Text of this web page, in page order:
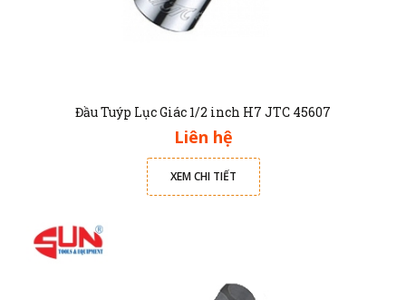
Đầu Tuýp Lục Giác 1/2 inch H7 JTC 45607
Liên hệ
XEM CHI TIẾT